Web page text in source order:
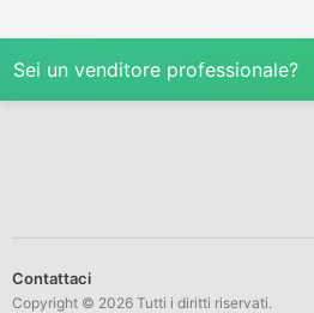
Sei un venditore professionale?
Contattaci
Copyright © 2026 Tutti i diritti riservati.